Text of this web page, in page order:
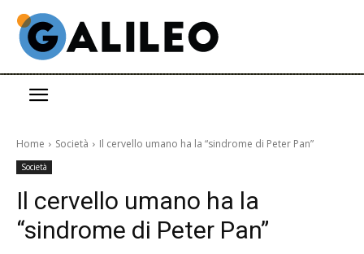
Home Società Il cervello umano ha la “sindrome di Peter Pan”
Società
Il cervello umano ha la
“sindrome di Peter Pan”